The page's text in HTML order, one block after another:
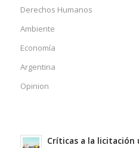
Derechos Humanos
Ambiente
Economía
Argentina
Opinion
Críticas a la licitación